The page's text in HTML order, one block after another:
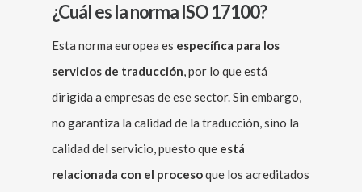
¿Cuál es la norma ISO 17100?
Esta norma europea es específica para los
servicios de traducción, por lo que está
dirigida a empresas de ese sector. Sin embargo,
no garantiza la calidad de la traducción, sino la
calidad del servicio, puesto que está
relacionada con el procesoque los acreditados